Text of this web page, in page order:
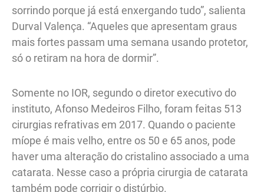
sorrindo porque já está enxergando tudo”, salienta
Durval Valença. “Aqueles que apresentam graus
mais fortes passam uma semana usando protetor,
só o retiram na hora de dormir”.
Somente no IOR, segundo o diretor executivo do
instituto, Afonso Medeiros Filho, foram feitas 513
cirurgias refrativas em 2017. Quando o paciente
míope é mais velho, entre os 50 e 65 anos, pode
haver uma alteração do cristalino associado a uma
catarata. Nesse caso a própria cirurgia de catarata
também pode corrigir o distúrbio.